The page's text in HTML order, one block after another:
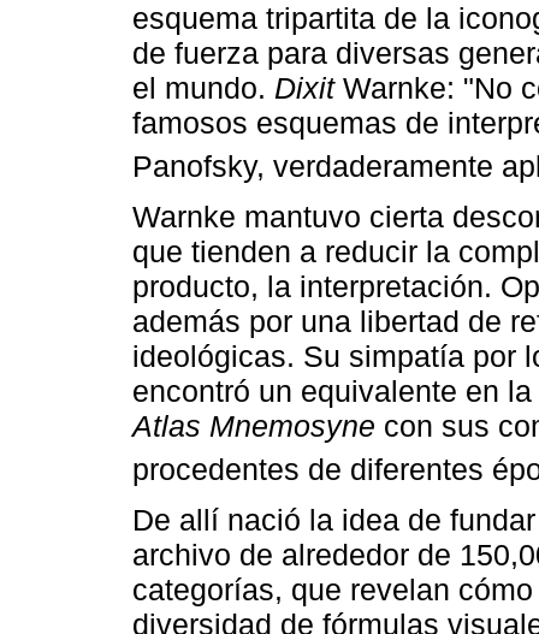
esquema tripartita de la
de fuerza para diversas
el mundo. DixitWarnke: "No
famosos esquemas de
Panofsky, verdaderamente
Warnke mantuvo cierta
que tienden a reducir la
producto, la interpretación.
además por una libertad de
ideológicas. Su simpatía por
encontró un equivalente en
Atlas Mnemosyne con sus
procedentes de diferentes
De allí nació la idea de
archivo de alrededor de
categorías, que revelan
diversidad de fórmulas